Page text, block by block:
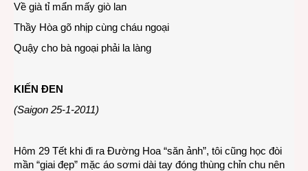
Về già tỉ mẩn mấy giò lan
Thầy Hòa gõ nhịp cùng cháu ngoại
Quậy cho bà ngoại phải la làng
KIẾN ĐEN
(Saigon 25-1-2011)
Hôm 29 Tết khi đi ra Đường Hoa “săn ảnh”, tôi cũng học đòi
mần “giai đẹp” mặc áo sơmi dài tay đóng thùng chỉn chu nên